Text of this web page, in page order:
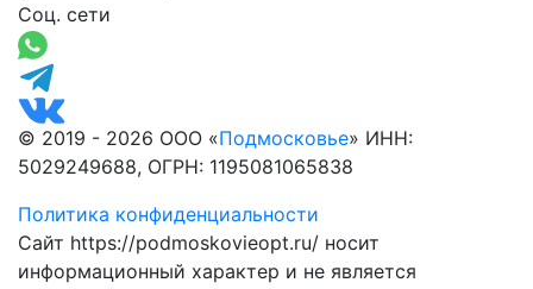
Соц. сети
© 2019 - 2026 ООО «Подмосковье» ИНН:
5029249688, ОГРН: 1195081065838
Политика конфиденциальности
Сайт https://podmoskovieopt.ru/ носит
информационный характер и не является